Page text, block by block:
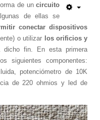
de uncircuito
de ellas se
conectar dispositivos
o utilizar
los orificios y
fin. En esta primera
siguientes componentes:
potenciómetro de 10K
de 220 ohmios y led de